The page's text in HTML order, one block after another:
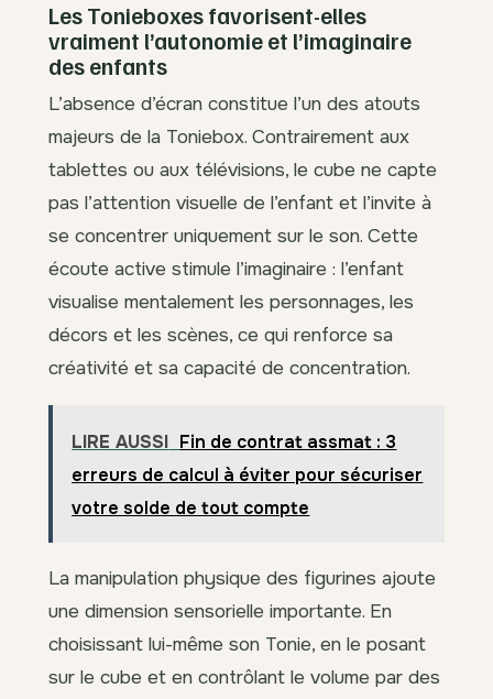
Les Tonieboxes favorisent-elles
vraiment l’autonomie et l’imaginaire
des enfants
L’absence d’écran constitue l’un des atouts
majeurs de la Toniebox. Contrairement aux
tablettes ou aux télévisions, le cube ne capte
pas l’attention visuelle de l’enfant et l’invite à
se concentrer uniquement sur le son. Cette
écoute active stimule l’imaginaire : l’enfant
visualise mentalement les personnages, les
décors et les scènes, ce qui renforce sa
créativité et sa capacité de concentration.
LIRE AUSSI Fin de contrat assmat : 3
erreurs de calcul à éviter pour sécuriser
votre solde de tout compte
La manipulation physique des figurines ajoute
une dimension sensorielle importante. En
choisissant lui-même son Tonie, en le posant
sur le cube et en contrôlant le volume par des